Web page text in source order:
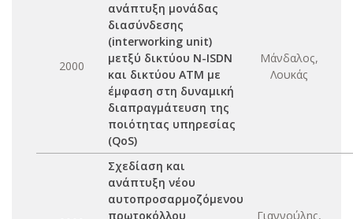
2000
ανάπτυξη μονάδας
διασύνδεσης
(interworking unit)
μετξύ δικτύου N-ISDN
και δικτύου ATM με
έμφαση στη δυναμική
διαπραγμάτευση της
ποιότητας υπηρεσίας
(QoS)
Μάνδαλος,
Λουκάς
Σχεδίαση και
ανάπτυξη νέου
αυτοπροσαρμοζόμενου
πρωτοκόλλου
Γιαννούλης,